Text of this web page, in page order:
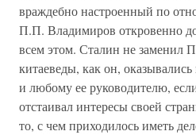
враждебно настроенный по
П.П. Владимиров откровенно
всем этом. Сталин не заменил
китаеведы, как он,
и любому ее руководителю,
отстаивал интересы своей
то, с чем приходилось иметь